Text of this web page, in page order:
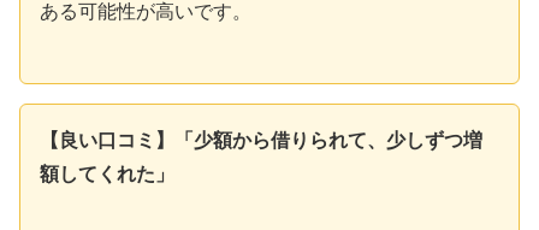
ある可能性が高いです。
【良い口コミ】「少額から借りられて、少しずつ増
額してくれた」